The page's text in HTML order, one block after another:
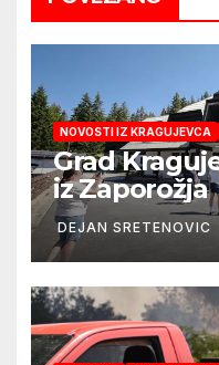
NOVOSTI IZ KRAGUJEVCA
Grad
iz Zaporožja
DEJAN SRETENOVIC